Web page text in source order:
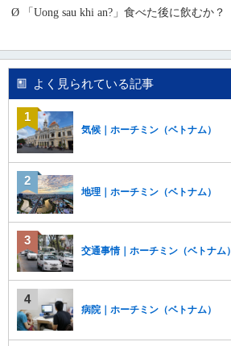
Ø 「 Uong sau khi an? 」 食べた後に飲むか？
よく見られている記事
気候｜ホーチミン（ベトナム）
地理｜ホーチミン（ベトナム）
交通事情｜ホーチミン（ベトナム）
病院｜ホーチミン（ベトナム）